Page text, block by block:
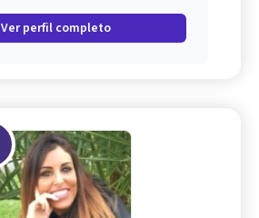
Ver perfil completo